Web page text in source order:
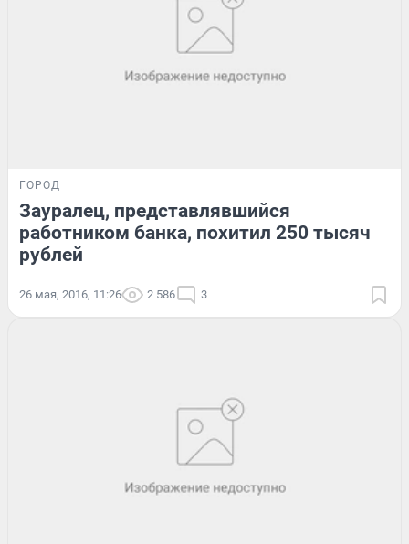
ГОРОД
Зауралец, представлявшийся
работником банка, похитил 250 тысяч
рублей
26 мая, 2016, 11:26 2 586 3